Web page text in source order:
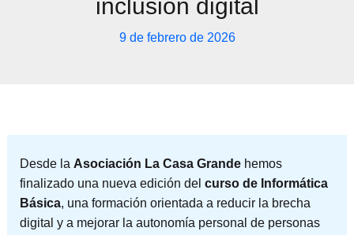
inclusión digital
9 de febrero de 2026
Desde la Asociación La Casa Grandehemos
finalizado una nueva edición del curso de Informática
Básica, una formación orientada a reducir la brecha
digital y a mejorar la autonomía personal de personas